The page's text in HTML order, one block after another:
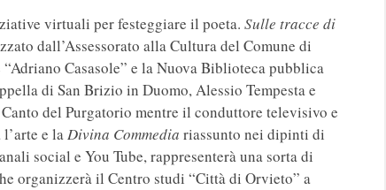
virtuali per festeggiare il poeta. Sulle tracce di
dall’Assessorato alla Cultura del Comune di
Casasole” e la Nuova Biblioteca pubblica
di San Brizio in Duomo, Alessio Tempesta e
del Purgatorio mentre il conduttore televisivo e
e laDivina Commedia riassunto nei dipinti di
social e You Tube, rappresenterà una sorta di
organizzerà il Centro studi “Città di Orvieto” a